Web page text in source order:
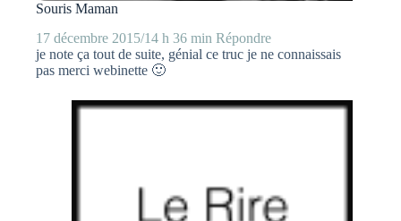
Souris Maman
17 décembre 2015/14 h 36 min Répondre
je note ça tout de suite, génial ce truc je ne connaissais
pas merci webinette 🙂